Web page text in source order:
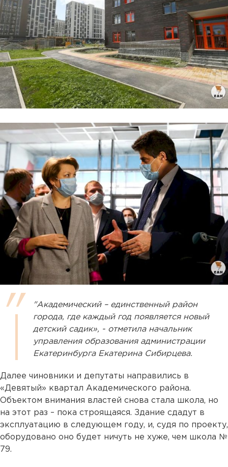
"Академический – единственный район
города, где каждый год появляется новый
детский садик», - отметила начальник
управления образования администрации
Екатеринбурга Екатерина Сибирцева.
Далее чиновники и депутаты направились в
«Девятый» квартал Академического района.
Объектом внимания властей снова стала школа, но
на этот раз – пока строящаяся. Здание сдадут в
эксплуатацию в следующем году, и, судя по проекту,
оборудовано оно будет ничуть не хуже, чем школа №
79.